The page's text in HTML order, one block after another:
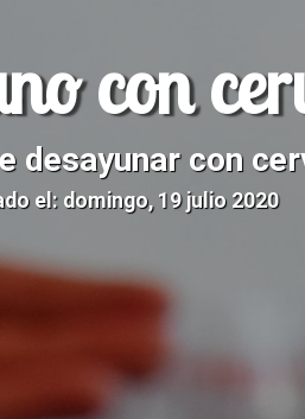
con
desayunar con
el: domingo, 19 julio 2020